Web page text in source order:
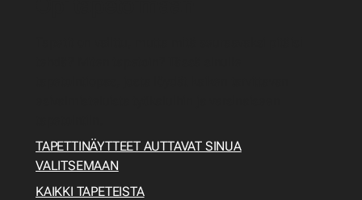
TAPETTINÄYTTEET AUTTAVAT SINUA
VALITSEMAAN
KAIKKI TAPETEISTA